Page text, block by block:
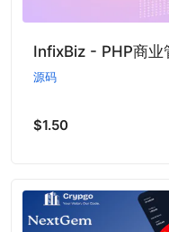
InfixBiz - PHP商业
源码
$1.50